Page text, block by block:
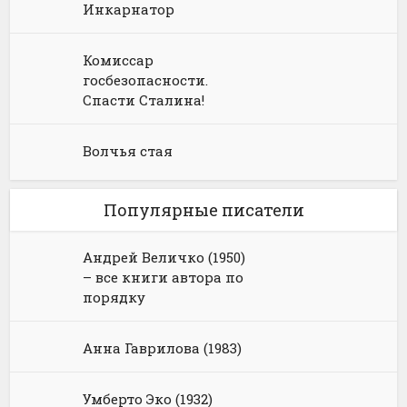
Инкарнатор
Комиссар
госбезопасности.
Спасти Сталина!
Волчья стая
Популярные писатели
Андрей Величко (1950)
– все книги автора по
порядку
Анна Гаврилова (1983)
Умберто Эко (1932)